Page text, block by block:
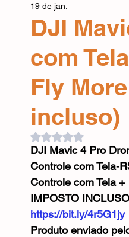
Magazine Luiza
Gamepad Smartphones
Cabos USB
DJI
com
Fly
incluso)
19 de jan.
Avaliado com NaN
DJI Mavic 4 Pro
Controle com Tela-
Controle com Tela
IMPOSTO INCLUSO
https://bit.ly/4r5G1jy
Produto enviado